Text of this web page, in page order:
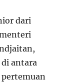
dari
antara